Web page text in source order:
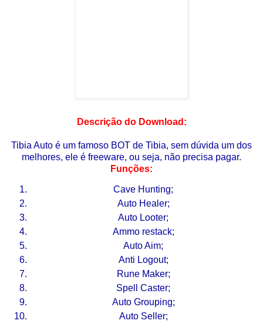
Descrição do Download:
Tibia Auto é um famoso BOT de Tibia, sem dúvida um dos
melhores, ele é freeware, ou seja, não precisa pagar.
Funções:
Cave Hunting;
Auto Healer;
Auto Looter;
Ammo restack;
Auto Aim;
Anti Logout;
Rune Maker;
Spell Caster;
Auto Grouping;
Auto Seller;